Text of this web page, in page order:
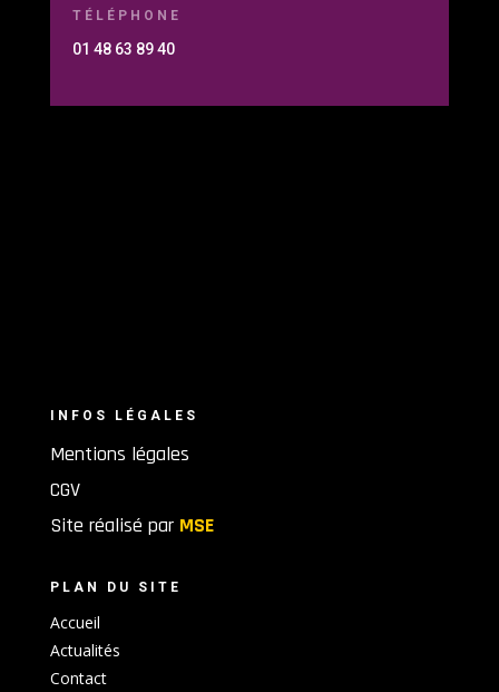
TÉLÉPHONE
01 48 63 89 40
INFOS LÉGALES
Mentions légales
CGV
Site réalisé par MSE
PLAN DU SITE
Accueil
Actualités
Contact